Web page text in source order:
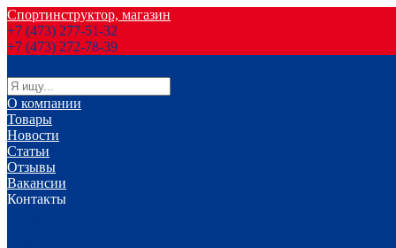
Спортинструктор, магазин
+7 (473) 277-51-32
+7 (473) 272-78-39
О компании
Товары
Новости
Статьи
Отзывы
Вакансии
Контакты